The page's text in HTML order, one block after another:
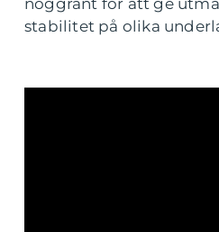
stabilitet på olika